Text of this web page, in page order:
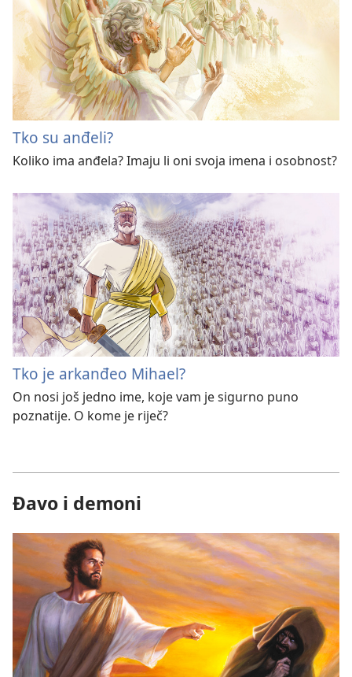
Tko su anđeli?
Koliko ima anđela? Imaju li oni svoja imena i osobnost?
Tko je arkanđeo Mihael?
On nosi još jedno ime, koje vam je sigurno puno
poznatije. O kome je riječ?
Đavo i demoni